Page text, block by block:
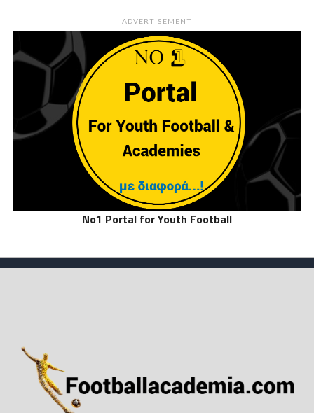
ADVERTISEMENT
No1 Portal for Youth Football